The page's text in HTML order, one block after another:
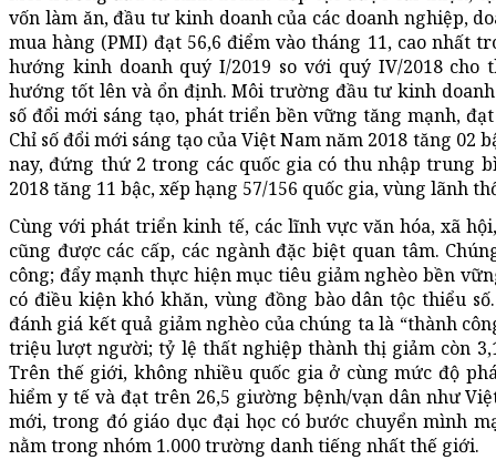
vốn làm ăn, đầu tư kinh doanh của các doanh nghiệp,
mua hàng (PMI) đạt 56,6 điểm vào tháng 11, cao nhất
hướng kinh doanh quý I/2019 so với quý IV/2018 cho
hướng tốt lên và ổn định. Môi trường đầu tư kinh
số đổi mới sáng tạo, phát triển bền vững tăng mạnh,
Chỉ số đổi mới sáng tạo của Việt Nam năm 2018 tăng 02
nay, đứng thứ 2 trong các quốc gia có thu nhập trung
2018 tăng 11 bậc, xếp hạng 57/156 quốc gia, vùng lãnh
Cùng với phát triển kinh tế, các lĩnh vực văn hóa, xã
cũng được các cấp, các ngành đặc biệt quan tâm.
công; đẩy mạnh thực hiện mục tiêu giảm nghèo bền
có điều kiện khó khăn, vùng đồng bào dân tộc thiểu
đánh giá kết quả giảm nghèo của chúng ta là “thành
triệu lượt người; tỷ lệ thất nghiệp thành thị giảm còn
Trên thế giới, không nhiều quốc gia ở cùng mức độ
hiểm y tế và đạt trên 26,5 giường bệnh/vạn dân như
mới, trong đó giáo dục đại học có bước chuyển mình
nằm trong nhóm 1.000 trường danh tiếng nhất thế giới.